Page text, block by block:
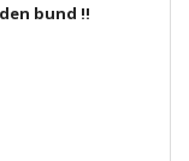
bund !!